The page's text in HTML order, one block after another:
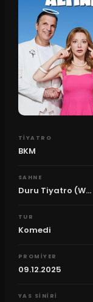
TIYATRO
BKM
SAHNE
Duru Tiyatro (W...
TUR
Komedi
PROMIYER
09.12.2025
YAS SINIRI